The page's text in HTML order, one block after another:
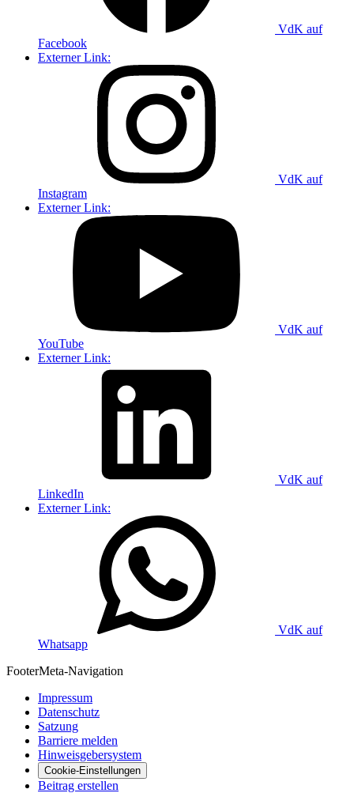
VdK auf
Facebook
Externer Link:
VdK auf
Instagram
Externer Link:
VdK auf
YouTube
Externer Link:
VdK auf
LinkedIn
Externer Link:
VdK auf
Whatsapp
FooterMeta-Navigation
Impressum
Datenschutz
Satzung
Barriere melden
Hinweisgebersystem
Cookie-Einstellungen
Beitrag erstellen